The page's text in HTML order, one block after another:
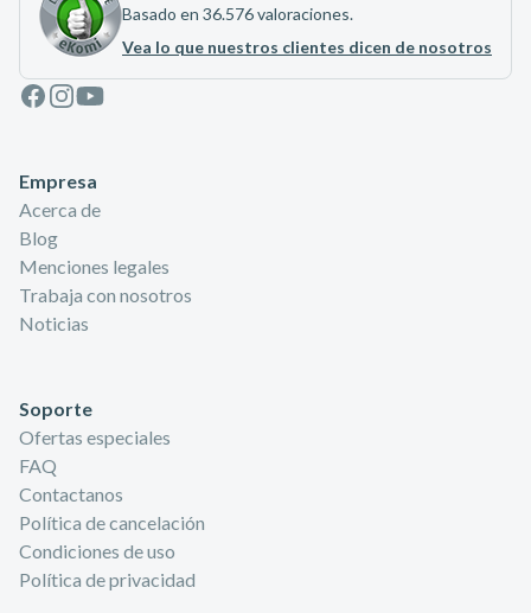
Basado en 36.576 valoraciones.
Vea lo que nuestros clientes dicen de nosotros
Facebook
Instagram
Youtube
Empresa
Acerca de
Blog
Menciones legales
Trabaja con nosotros
Noticias
Soporte
Ofertas especiales
FAQ
Contactanos
Política de cancelación
Condiciones de uso
Política de privacidad